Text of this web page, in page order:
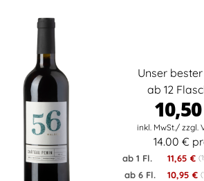
Unser bester
ab 12
14.00 €
ab 1 Fl. 11,65 €
ab 6 Fl. 10,95 €